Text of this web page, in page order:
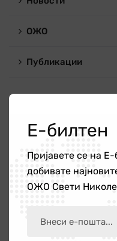
ОЖО
Публикации
21 јули 2026
и ‘рбетот
Е-билтен
Пријавете се на
добивате
ОЖО Свети